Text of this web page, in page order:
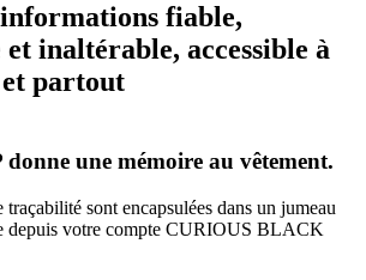
fiable,
inaltérable, accessible à
partout
une mémoire au vêtement.
traçabilité sont encapsulées dans un jumeau
depuis votre compte CURIOUS BLACK